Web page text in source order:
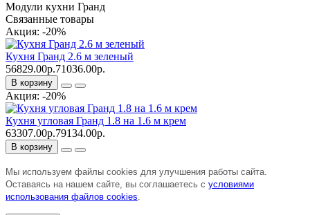
Модули кухни Гранд
Связанные товары
Акция: -20%
Кухня Гранд 2.6 м зеленый
56829.00р.71036.00р.
В корзину
Акция: -20%
Кухня угловая Гранд 1.8 на 1.6 м крем
63307.00р.79134.00р.
В корзину
Мы используем файлы cookies для улучшения работы сайта.
Оставаясь на нашем сайте, вы соглашаетесь с условиями
использования файлов cookies.